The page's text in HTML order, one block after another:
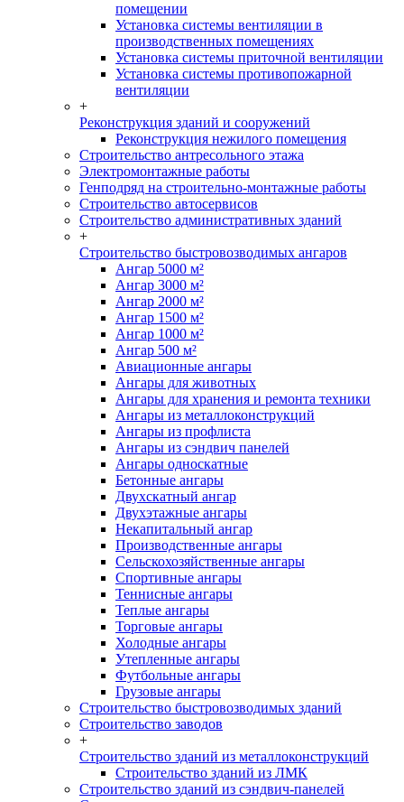
помещении
Установка системы вентиляции в
производственных помещениях
Установка системы приточной вентиляции
Установка системы противопожарной
вентиляции
+
Реконструкция зданий и сооружений
Реконструкция нежилого помещения
Строительство антресольного этажа
Электромонтажные работы
Генподряд на строительно-монтажные работы
Строительство автосервисов
Строительство административных зданий
+
Строительство быстровозводимых ангаров
Ангар 5000 м²
Ангар 3000 м²
Ангар 2000 м²
Ангар 1500 м²
Ангар 1000 м²
Ангар 500 м²
Авиационные ангары
Ангары для животных
Ангары для хранения и ремонта техники
Ангары из металлоконструкций
Ангары из профлиста
Ангары из сэндвич панелей
Ангары односкатные
Бетонные ангары
Двухскатный ангар
Двухэтажные ангары
Некапитальный ангар
Производственные ангары
Сельскохозяйственные ангары
Спортивные ангары
Теннисные ангары
Теплые ангары
Торговые ангары
Холодные ангары
Утепленные ангары
Футбольные ангары
Грузовые ангары
Строительство быстровозводимых зданий
Строительство заводов
+
Строительство зданий из металлоконструкций
Строительство зданий из ЛМК
Строительство зданий из сэндвич-панелей